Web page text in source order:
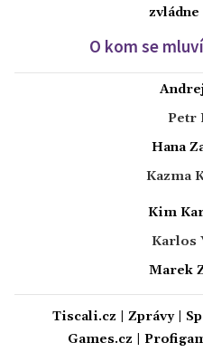
O kom se
Petr
Hana
Kazma
Kim
Karlos
Marek
Tiscali.cz Zprávy|
Games.cz